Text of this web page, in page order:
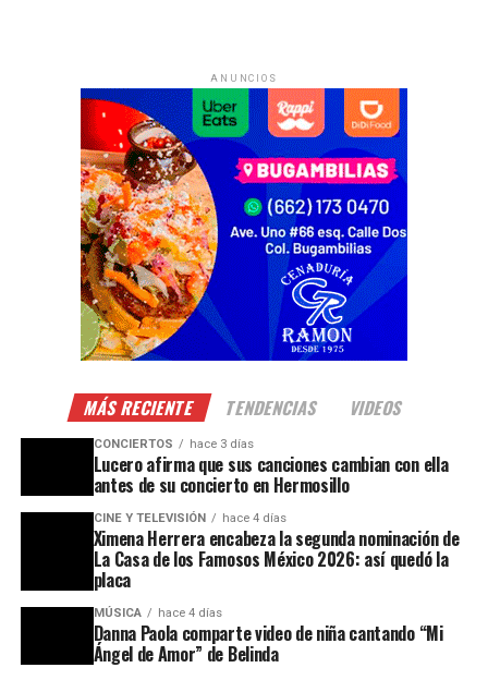
ANUNCIOS
MÁS RECIENTE TENDENCIAS VIDEOS
CONCIERTOS hace 3 días
Lucero afirma que sus canciones cambian con ella
antes de su concierto en Hermosillo
CINE Y TELEVISIÓN hace 4 días
Ximena Herrera encabeza la segunda nominación de
La Casa de los Famosos México 2026: así quedó la
placa
MÚSICA hace 4 días
Danna Paola comparte video de niña cantando “Mi
Ángel de Amor” de Belinda